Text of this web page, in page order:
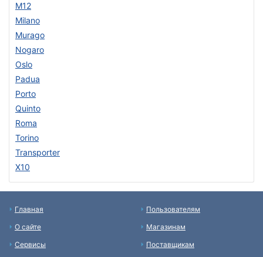
M12
Milano
Murago
Nogaro
Oslo
Padua
Porto
Quinto
Roma
Torino
Transporter
X10
Главная
О сайте
Сервисы
Пользователям
Магазинам
Поставщикам